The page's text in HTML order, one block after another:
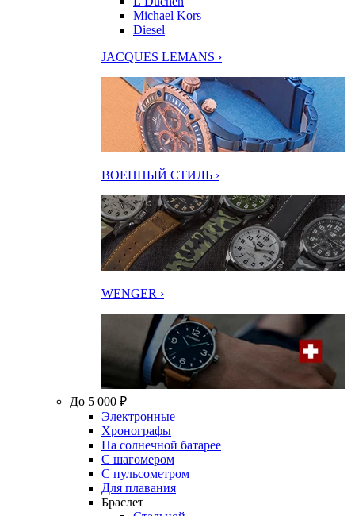
Michael Kors
Diesel
JACQUES LEMANS ›
ВОЕННЫЙ СТИЛЬ ›
WENGER ›
До 5 000 ₽
Электронные
Хронографы
На солнечной батарее
С шагомером
С пульсометром
Для плавания
Браслет